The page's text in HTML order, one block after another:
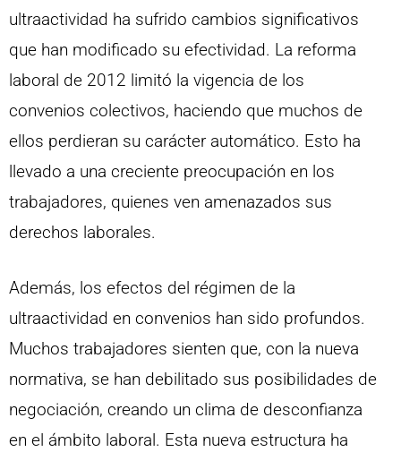
ultraactividad ha sufrido cambios significativos
que han modificado su efectividad. La reforma
laboral de 2012 limitó la vigencia de los
convenios colectivos, haciendo que muchos de
ellos perdieran su carácter automático. Esto ha
llevado a una creciente preocupación en los
trabajadores, quienes ven amenazados sus
derechos laborales.
Además, los efectos del régimen de la
ultraactividad en convenios han sido profundos.
Muchos trabajadores sienten que, con la nueva
normativa, se han debilitado sus posibilidades de
negociación, creando un clima de desconfianza
en el ámbito laboral. Esta nueva estructura ha